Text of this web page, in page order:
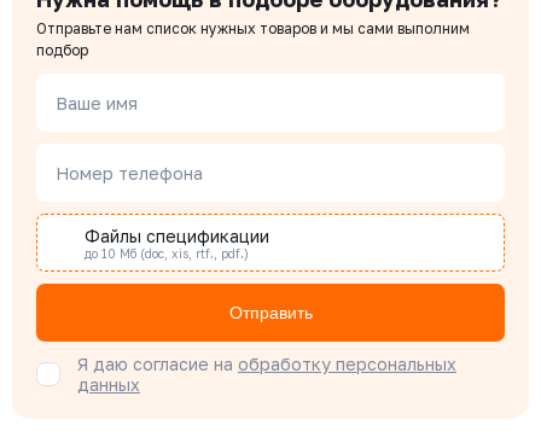
Цена с НДС
11 891 ₽ Купить
101-040-16
Цена с НДС
11 230 ₽ Купить
Чердаков Александр
Специалист отдела снабжения
Бондарюк Евгения
Специалист отдела продаж
Отправьте нам список нужных товаров и мы сами выполним
подбор
Ваше имя
Номер телефона
Файлы спецификации
до 10 Мб (doc, xis, rtf., pdf.)
Отправить
Я даю согласие на обработку персональных
данных